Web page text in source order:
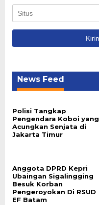
News Feed
Polisi Tangkap
Pengendara Koboi yang
Acungkan Senjata di
Jakarta Timur
Anggota DPRD Kepri
Ubaingan Sigalingging
Besuk Korban
Pengeroyokan Di RSUD
EF Batam